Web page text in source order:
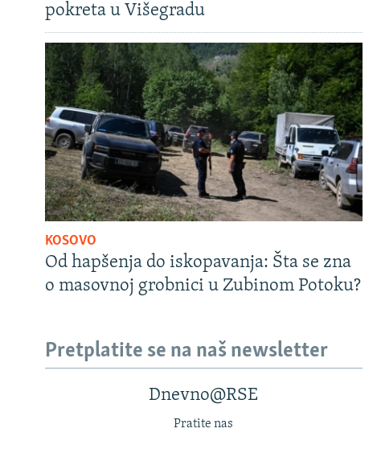
pokreta u Višegradu
KOSOVO
Od hapšenja do iskopavanja: Šta se zna
o masovnoj grobnici u Zubinom Potoku?
Pretplatite se na naš newsletter
Dnevno@RSE
Pratite nas